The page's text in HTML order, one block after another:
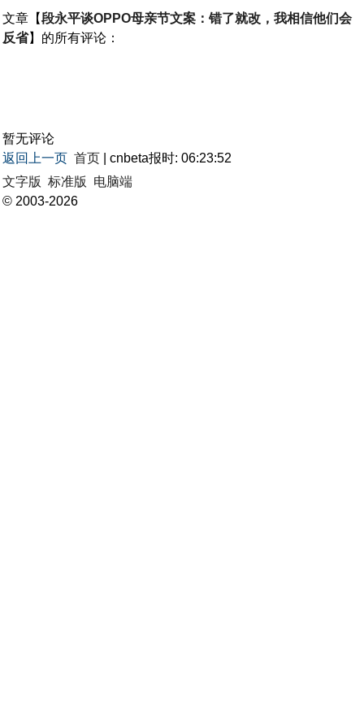
文章【段永平谈OPPO母亲节文案：错了就改，我相信他们会
反省】的所有评论：
暂无评论
返回上一页 首页 | cnbeta报时: 06:23:52
文字版 标准版
电脑端
© 2003-2026